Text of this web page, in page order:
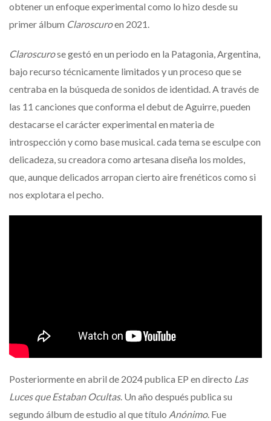
obtener un enfoque experimental como lo hizo desde su
primer álbum Claroscuroen 2021.
Claroscurose gestó en un periodo en la Patagonia, Argentina,
bajo recurso técnicamente limitados y un proceso que se
centraba en la búsqueda de sonidos de identidad. A través de
las 11 canciones que conforma el debut de Aguirre, pueden
destacarse el carácter experimental en materia de
introspección y como base musical. cada tema se esculpe con
delicadeza, su creadora como artesana diseña los moldes,
que, aunque delicados arropan cierto aire frenéticos como si
nos explotara el pecho.
Posteriormente en abril de 2024 publica EP en directo Las
Luces que Estaban Ocultas. Un año después publica su
segundo álbum de estudio al que título Anónimo. Fue